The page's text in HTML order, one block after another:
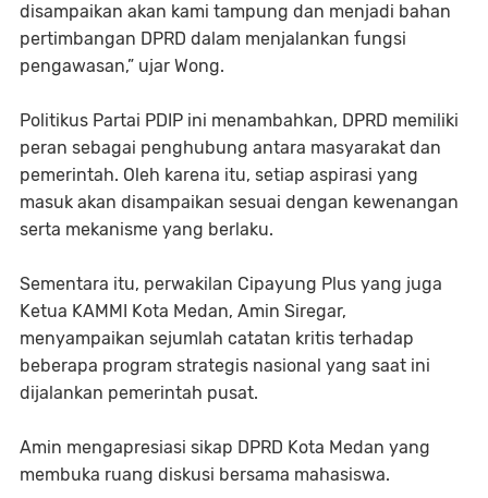
disampaikan akan kami tampung dan menjadi bahan
pertimbangan DPRD dalam menjalankan fungsi
pengawasan,” ujar Wong.
Politikus Partai PDIP ini menambahkan, DPRD memiliki
peran sebagai penghubung antara masyarakat dan
pemerintah. Oleh karena itu, setiap aspirasi yang
masuk akan disampaikan sesuai dengan kewenangan
serta mekanisme yang berlaku.
Sementara itu, perwakilan Cipayung Plus yang juga
Ketua KAMMI Kota Medan, Amin Siregar,
menyampaikan sejumlah catatan kritis terhadap
beberapa program strategis nasional yang saat ini
dijalankan pemerintah pusat.
Amin mengapresiasi sikap DPRD Kota Medan yang
membuka ruang diskusi bersama mahasiswa.